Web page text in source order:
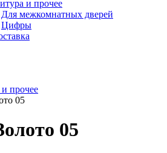
и прочее
Для межкомнатных дверей
Цифры
прочее
05
05